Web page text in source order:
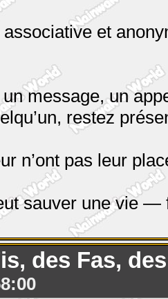
et
message, un
restez
n’ont pas leur
sauver une vie
des Fas,